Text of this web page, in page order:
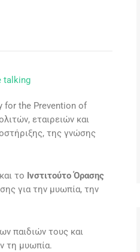
talking
for the Prevention of
εταιρειών και
της γνώσης
το Ινστιτούτο Όρασης
για την μυωπία, την
παιδιών τους και
τη μυωπία.